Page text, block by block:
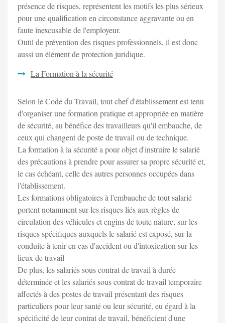
présence de risques, représentent les motifs les plus sérieux
pour une qualification en circonstance aggravante ou en
faute inexcusable de l'employeur.
Outil de prévention des risques professionnels, il est donc
aussi un élément de protection juridique.
La Formation à la sécurité
Selon le Code du Travail, tout chef d'établissement est tenu
d'organiser une formation pratique et appropriée en matière
de sécurité, au bénéfice des travailleurs qu'il embauche, de
ceux qui changent de poste de travail ou de technique.
La formation à la sécurité a pour objet d'instruire le salarié
des précautions à prendre pour assurer sa propre sécurité et,
le cas échéant, celle des autres personnes occupées dans
l'établissement.
Les formations obligatoires à l'embauche de tout salarié
portent notamment sur les risques liés aux règles de
circulation des véhicules et engins de toute nature, sur les
risques spécifiques auxquels le salarié est exposé, sur la
conduite à tenir en cas d'accident ou d'intoxication sur les
lieux de travail
De plus, les salariés sous contrat de travail à durée
déterminée et les salariés sous contrat de travail temporaire
affectés à des postes de travail présentant des risques
particuliers pour leur santé ou leur sécurité, eu égard à la
spécificité de leur contrat de travail, bénéficient d'une